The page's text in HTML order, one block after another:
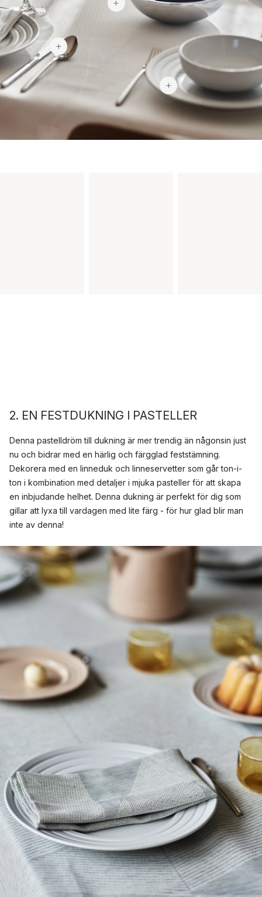
709 kr
2. EN FESTDUKNING I PASTELLER
Denna pastelldröm till dukning är mer trendig än någonsin just
nu och bidrar med en härlig och färgglad feststämning.
Dekorera med en linneduk och linneservetter som går ton-i-
ton i kombination med detaljer i mjuka pasteller för att skapa
en inbjudande helhet. Denna dukning är perfekt för dig som
gillar att lyxa till vardagen med lite färg - för hur glad blir man
inte av denna!